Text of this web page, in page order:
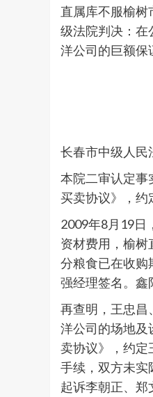
直属库不服榆
级法院判决：在
洋公司的巨额保
长春市中级人民
本院二审认定事
买卖协议》，约
2009年8月19日
资材费用，榆
分粮食已在收购
强经理签名。鑫
再查明，王忠昌
洋公司的场地及
卖协议》，约定
手续，双方未实
起诉李朝正、郑